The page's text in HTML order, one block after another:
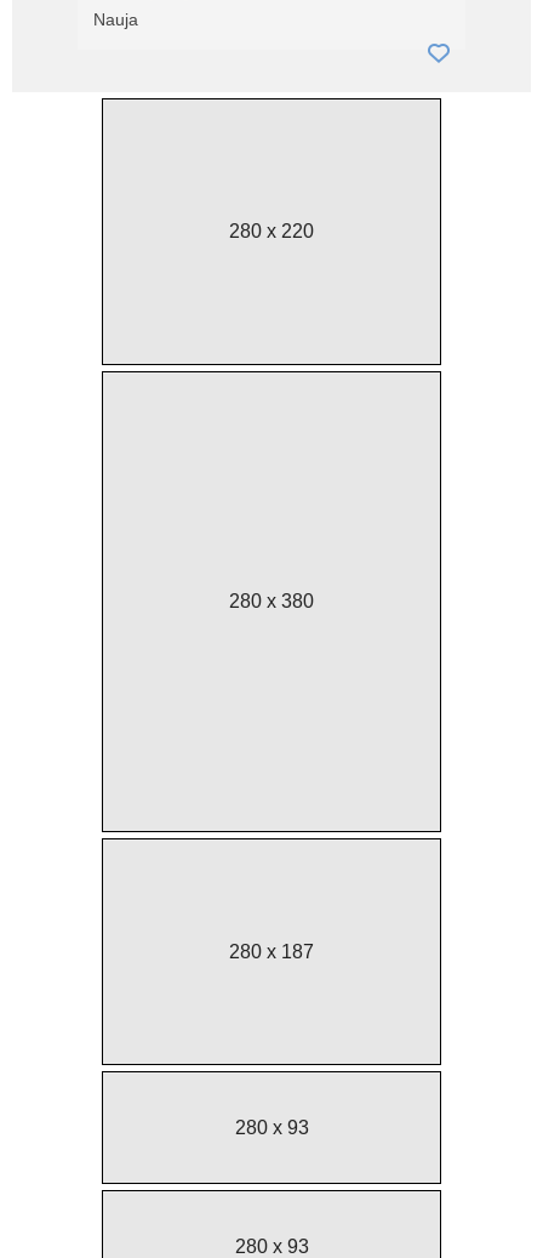
Nauja
280 x 220
280 x 380
280 x 187
280 x 93
280 x 93